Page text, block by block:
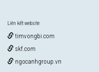
Liên kết website
timvongbi.com
skf.com
ngocanhgroup.vn